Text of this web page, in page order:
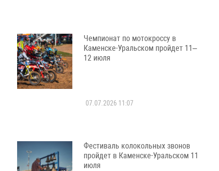
Чемпионат по мотокроссу в
Каменске-Уральском пройдет 11–
12 июля
07.07.2026 11:07
Фестиваль колокольных звонов
пройдет в Каменске-Уральском 11
июля